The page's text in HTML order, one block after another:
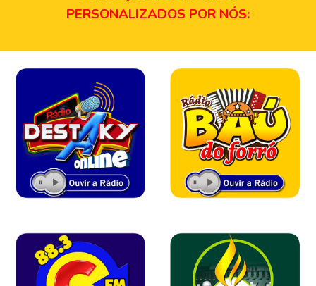
PERSONALIZADOS POR NÓS: